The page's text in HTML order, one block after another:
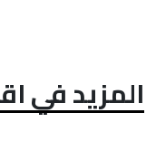
المزيد في